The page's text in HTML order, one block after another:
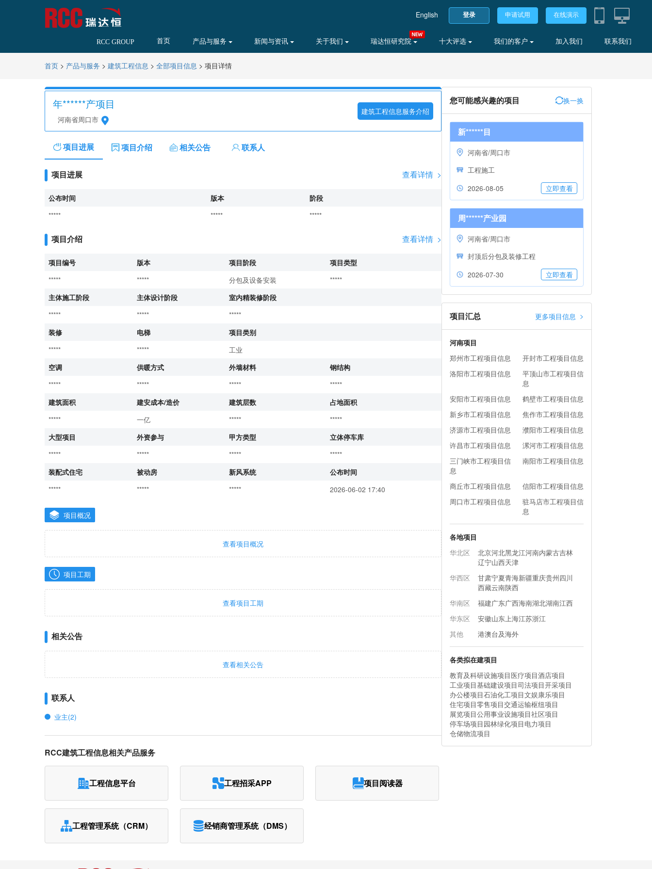
English 登录 申请试用 在线演示
RCC GROUP 首页 产品与服务 新闻与资讯 关于我们 瑞达恒研究院 十大评选 我们的客户 加入我们 联系我们
首页 > 产品与服务 > 建筑工程信息 > 全部项目信息 > 项目详情
年******产项目
河南省周口市
建筑工程信息服务介绍
项目进展 项目介绍 相关公告 联系人
项目进展 查看详情 >
公布时间 版本
阶段
*****
***** *****
项目介绍 查看详情 >
项目编号 版本 项目阶段
项目类型
*****
***** 分包及设备安装
*****
主体施工阶段
主体设计阶段
室内精装修阶段
*****
*****
*****
装修
电梯
项目类别
*****
*****
工业
空调
供暖方式 外墙材料
钢结构
*****
***** *****
*****
建筑面积
建安成本/造价 建筑层数
占地面积
*****
一亿 *****
*****
大型项目
外资参与 甲方类型
立体停车库
*****
***** *****
*****
装配式住宅
被动房 新风系统
公布时间
*****
***** ***** 2026-06-02 17:40
项目概况
查看项目概况
项目工期
查看项目工期
相关公告
查看相关公告
联系人
业主(2)
RCC建筑工程信息相关产品服务
工程信息平台 工程招采APP 项目阅读器
工程管理系统（CRM） 经销商管理系统（DMS）
您可能感兴趣的项目 换一换
新******目
河南省/周口市
工程施工
2026-08-05
立即查看
周******产业园
河南省/周口市
封顶后分包及装修工程
2026-07-30
立即查看
项目汇总 更多项目信息 >
河南项目
郑州市工程项目信息
开封市工程项目信息
洛阳市工程项目信息
平顶山市工程项目信
息
安阳市工程项目信息
鹤壁市工程项目信息
新乡市工程项目信息
焦作市工程项目信息
济源市工程项目信息
濮阳市工程项目信息
许昌市工程项目信息
漯河市工程项目信息
三门峡市工程项目信
息
南阳市工程项目信息
商丘市工程项目信息
信阳市工程项目信息
周口市工程项目信息
驻马店市工程项目信
息
各地项目
华北区
北京河北黑龙江河南内蒙古吉林
辽宁山西天津
华西区
甘肃宁夏青海新疆重庆贵州四川
西藏云南陕西
华南区
福建广东广西海南湖北湖南江西
华东区
安徽山东上海江苏浙江
其他
港澳台及海外
各类拟在建项目
教育及科研设施项目医疗项目酒店项目
工业项目基础建设项目司法项目开采项目
办公楼项目石油化工项目文娱康乐项目
住宅项目零售项目交通运输枢纽项目
展览项目公用事业设施项目社区项目
停车场项目园林绿化项目电力项目
仓储物流项目